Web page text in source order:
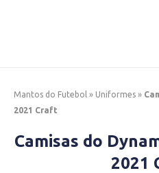
Mantos do Futebol » Uniformes »
2021 Craft
Camisas do
2021